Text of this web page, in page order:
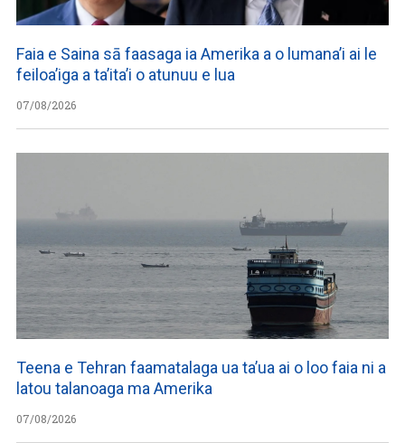
Faia e Saina sā faasaga ia Amerika a o lumana’i ai le
feiloa’iga a ta’ita’i o atunuu e lua
07/08/2026
Teena e Tehran faamatalaga ua ta’ua ai o loo faia ni a
latou talanoaga ma Amerika
07/08/2026